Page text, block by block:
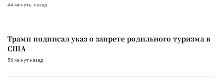
44 минуты назад
Трамп подписал указ о запрете родильного туризма в
США
56 минут назад